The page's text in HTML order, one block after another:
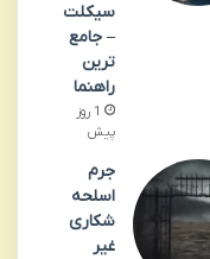
سیکلت
– جامع
ترین
راهنما
1 روز
پیش
جرم
اسلحه
شکاری
غیر